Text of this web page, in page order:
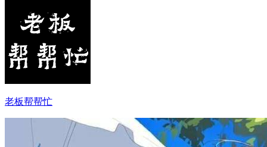
老板帮帮忙